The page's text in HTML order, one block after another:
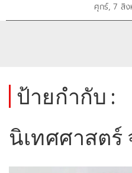
ศุกร์, 7 สิ
ป้ายกำกับ :
นิเทศศาสตร์